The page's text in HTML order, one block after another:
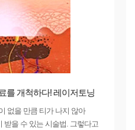
를 개척하다! 레이저토닝
없을 만큼 티가 나지 않아
받을 수 있는 시술법. 그렇다고